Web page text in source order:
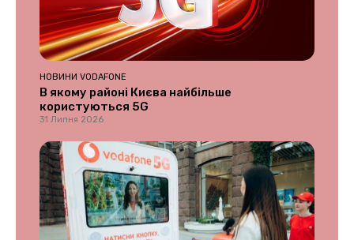
НОВИНИ VODAFONE
В якому районі Києва найбільше
користуються 5G
31 Липня 2026